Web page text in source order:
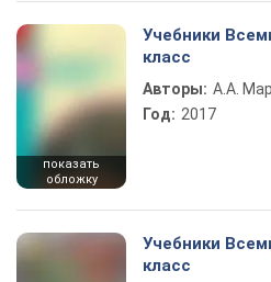
показать
обложку
Учебники
класс
Авторы: А.А.
Год: 2017
Учебники
класс